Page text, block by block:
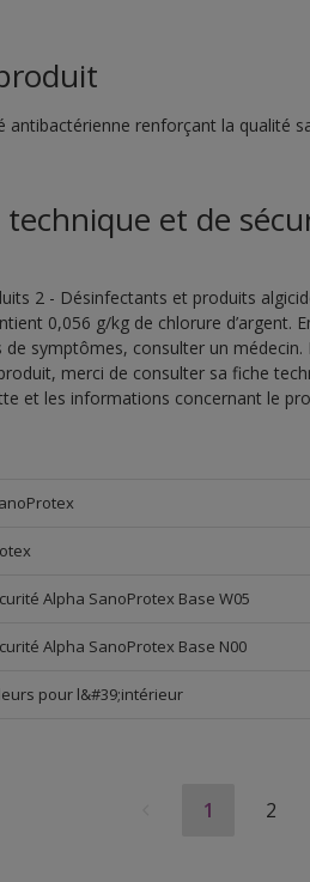
antibactérienne renforçant la qualité
et de
2 - Désinfectants et produits
0,056 g/kg de chlorure d’argent.
de symptômes, consulter un
merci de consulter sa fiche
et les informations concernant le
Alpha SanoProtex Base W05
Alpha SanoProtex Base N00
pour l&#39;intérieur
1 2